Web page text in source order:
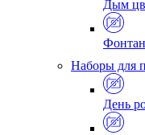
Дым
Наборы для
День